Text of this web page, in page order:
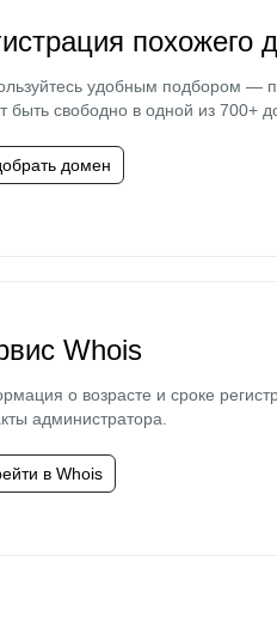
похожего
удобным подбором —
быть свободно в одной из 700+
домен
Whois
о возрасте и сроке
администратора.
в Whois